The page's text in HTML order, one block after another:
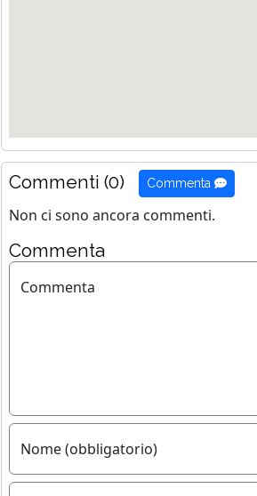
Commenti (0) Commenta
Non ci sono ancora commenti.
Commenta
Commenta
Nome (obbligatorio)